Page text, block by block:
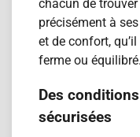
chacun de
précisément à
et de confort,
ferme ou équilibré.
Des
sécurisées